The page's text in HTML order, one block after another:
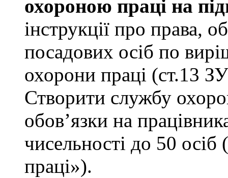
охороною праці на
інструкції про права,
посадових осіб по
охорони праці (ст.13
Створити службу
обов’язки на
чисельності до 50
праці»).